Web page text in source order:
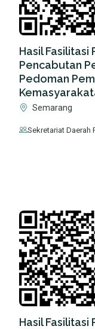
Hasil
Pencabutan
Pedoman
Semarang
Sekretariat Daerah
Hasil